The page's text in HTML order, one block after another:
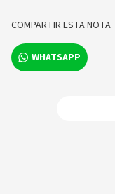
COMPARTIR ESTA NOTA
WHATSAPP